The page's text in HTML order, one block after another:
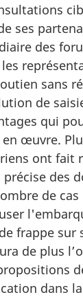
ses
des
sans
de
qui
œuvre.
ont fait
des
de cas
frappe sur
de plus
dans la